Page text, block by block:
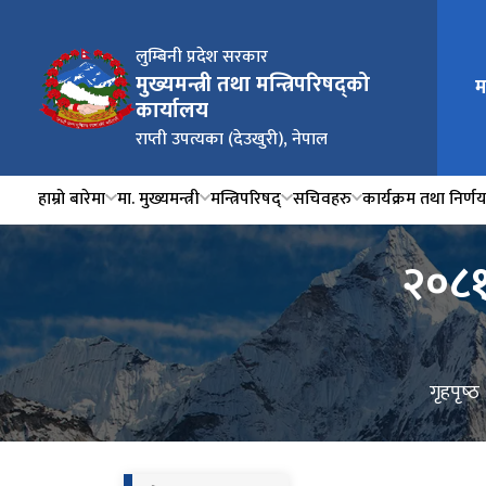
लुम्बिनी प्रदेश सरकार
मुख्यमन्त्री तथा मन्त्रिपरिषद्को
कार्यालय
राप्ती उपत्यका (देउखुरी), नेपाल
हाम्रो बारेमा मा. मुख्यमन्त्री मन्त्रिपरिषद् सचिवहरु कार्यक्रम तथा निर्णय
गृहपृष्‍ठ